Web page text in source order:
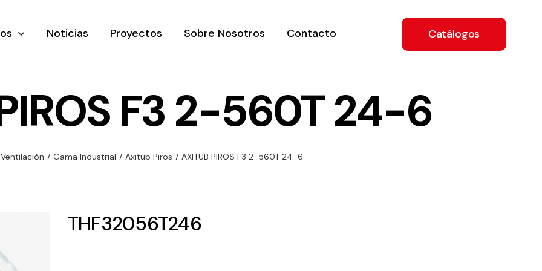
y
de
y
Ventilación
ventilación
Iluminación
Noticias Proyectos Sobre Nosotros Contacto Catálogos
F3 2-560T 24-6
Ventilación / Gama Industrial / Axitub Piros / AXITUB PIROS F3 2-560T 24-6
THF32056T246